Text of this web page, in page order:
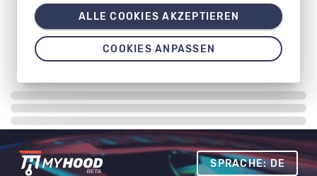
SPRACHE: DE
ALLE COOKIES AKZEPTIEREN
COOKIES ANPASSEN